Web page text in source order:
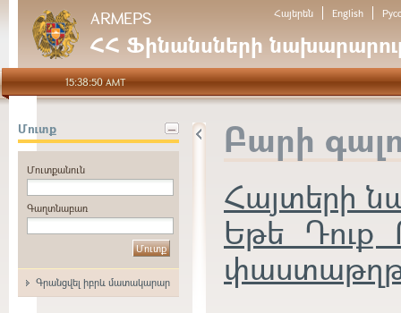
ARMEPS
ՀՀ Ֆինանսների
Հայերեն English
15:38:50 AMT
Մուտք
Մուտքանուն
Գաղտնաբառ
Գրանցվել իբրև մատակարար
Բարի
Հայտերի
Եթե Դուք